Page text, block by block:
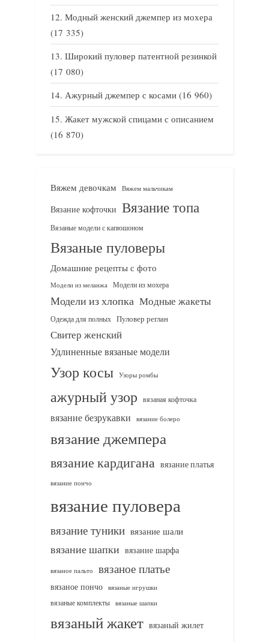
Модный женский джемпер из мохера
(17 335)
Широкий пуловер патентной резинкой
(17 080)
Ажурный джемпер с косами (16 960)
Жакет мужской спицами с описанием
(16 870)
Вяжем девочкам Вяжем мальчикам
Вязание кофточки Вязание топа
Вязаные модели с капюшоном
Вязаные пуловеры
Домашние рецепты с фото
Модели из меланжа Модели из мохера
Модели из хлопка Модные жакеты
Одежда для полных Пуловер реглан
Свитер женский
Удлиненные вязаные модели
Узор косы Узоры ромбы
ажурный узор вязаная кофточка
вязание безрукавки вязание болеро
вязание джемпера
вязание кардигана вязание платья
вязание пончо
вязание пуловера
вязание туники вязание шали
вязание шапки вязание шарфа
вязаное пальто вязаное платье
вязаное пончо вязаные игрушки
вязаные комплекты
вязаные шапки
вязаный жакет вязаный жилет